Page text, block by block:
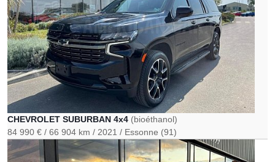
CHEVROLET SUBURBAN 4x4 (bioéthanol)
84 990 €
66 904 km 2021 Essonne (91)